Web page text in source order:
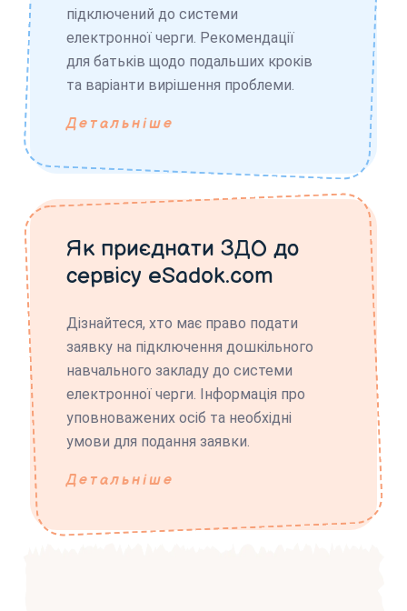
підключений до системи
електронної черги. Рекомендації
для батьків щодо подальших кроків
та варіанти вирішення проблеми.
Детальніше
Як приєднати ЗДО до
сервісу eSadok.com
Дізнайтеся, хто має право подати
заявку на підключення дошкільного
навчального закладу до системи
електронної черги. Інформація про
уповноважених осіб та необхідні
умови для подання заявки.
Детальніше